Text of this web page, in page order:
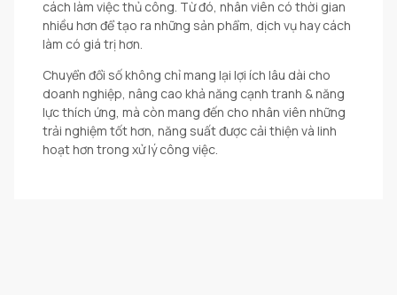
cách làm việc thủ công. Từ đó, nhân viên có thời gian
nhiều hơn để tạo ra những sản phẩm, dịch vụ hay cách
làm có giá trị hơn.
Chuyển đổi số không chỉ mang lại lợi ích lâu dài cho
doanh nghiệp, nâng cao khả năng cạnh tranh & năng
lực thích ứng, mà còn mang đến cho nhân viên những
trải nghiệm tốt hơn, năng suất được cải thiện và linh
hoạt hơn trong xử lý công việc.